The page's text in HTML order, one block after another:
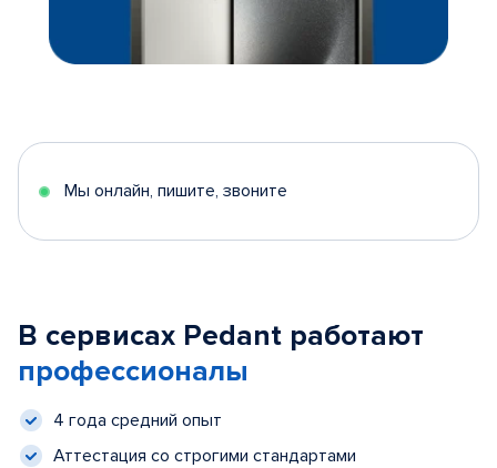
Мы онлайн, пишите, звоните
В сервисах Pedant работают
профессионалы
4 года средний опыт
Аттестация со строгими стандартами